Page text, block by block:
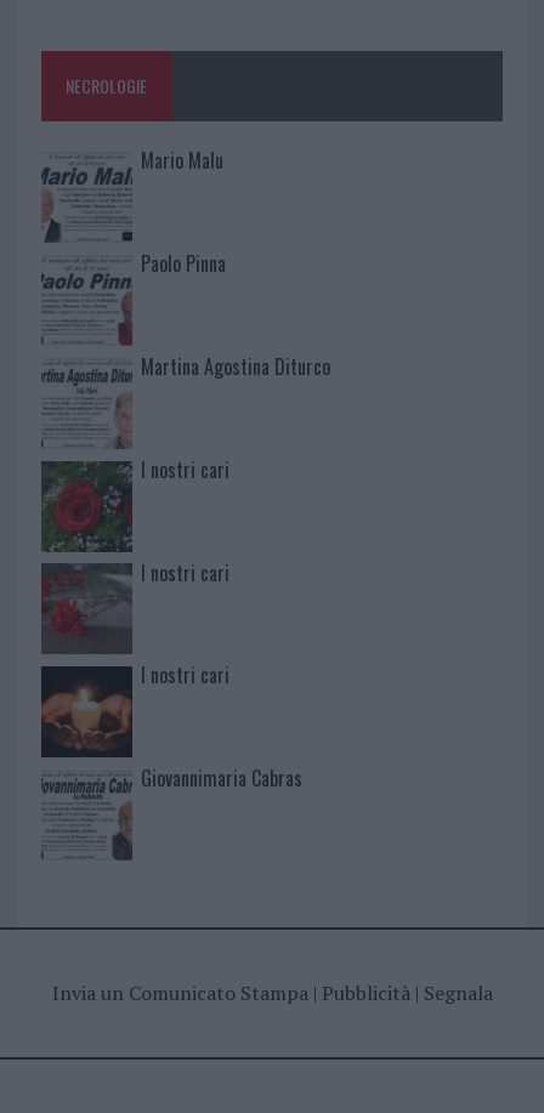
NECROLOGIE
Mario Malu
Paolo Pinna
Martina Agostina Diturco
I nostri cari
I nostri cari
I nostri cari
Giovannimaria Cabras
Invia un Comunicato Stampa| Pubblicità| Segnala